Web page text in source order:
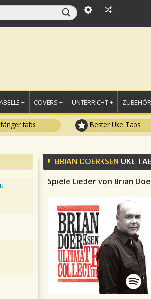
+ COVERS + UNTERRICHT +
tabs Bester Uke Tabs
BRIAN DOERKSEN UKE
Spiele Lieder von Brian